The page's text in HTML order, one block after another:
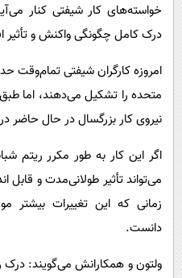
خواسته‌های کار شیفتی کنار
درک کامل چگونگی واکنش و تأثیر
متحده را تشکیل می‌دهند، اما
نیروی کار بزرگسال در حال حاضر
اگر این کار به طور مکرر ریتم
می‌تواند تأثیر طولانی‌مدت و قابل
زمانی که این تغییرات بیشتر
دانست.
ولتون و همکارانش می‌گویند: درک